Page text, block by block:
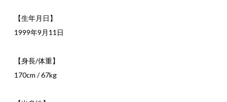
【生年月日】
1999年9月11日
【身長/体重】
170cm / 67kg